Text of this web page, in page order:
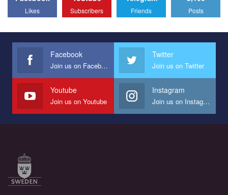
Эмоционально сильный ролик от команды "Гей-альянс
представляющий программу развития организации.
Мы просим вас поддержать нас и помочь нам реализовать
наш план по борьбе с насилием и дискриминацией на почве
СОГИ в Украине.
Все, что вам нужно сделать - это зайти на наш канал YouTube
по этой ссылке и поставить лайк под видео.
Likes Subscribers Friends Posts
Facebook
Join us on Facebook
Twitter
Join us on Twitter
Youtube
Join us on Youtube
Instagram
Join us on Instagram